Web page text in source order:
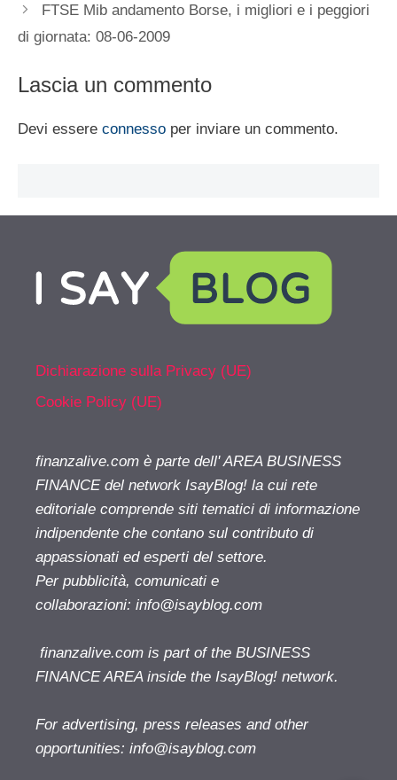
FTSE Mib andamento Borse, i migliori e i peggiori
di giornata: 08-06-2009
Lascia un commento
Devi essere connesso per inviare un commento.
Dichiarazione sulla Privacy (UE)
Cookie Policy (UE)
finanzalive.com è parte dell' AREA BUSINESS
FINANCE del network IsayBlog! la cui rete
editoriale comprende siti tematici di informazione
indipendente che contano sul contributo di
appassionati ed esperti del settore.
Per pubblicità, comunicati e
collaborazioni: info@isayblog.com
finanzalive.com is part of the BUSINESS
FINANCE AREA inside the IsayBlog! network.
For advertising, press releases and other
opportunities: info@isayblog.com